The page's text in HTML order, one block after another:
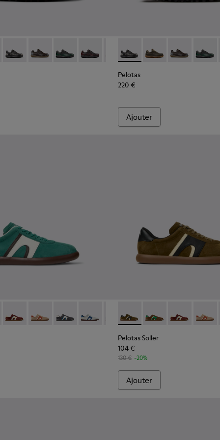
homme.
317 - Chaussures en cuir au tannage végétal noires pour
- 16002-358 - Chaussures en nubuck vert pour homme.
Pelotas - 16002-357 - Chaussures noires et grises en cuir au
Pelotas - 16002-349 - Chaussures en cuir marron
Pelotas - 16002-343
Pelotas - 16002-337
Pelotas - 16002-335
Pelotas - 16002-334
Pelotas - 16002-
Pelotas -
Pelotas - 16002-357 -
Pelotas - 16002-358
Pelotas -
Pelotas
220 €
Ajouter
Pour homme.
marron Pour homme.
nubuck et cuir Pour homme.
cuir nubuck bleu Pour homme.
002 001 - Sneakers en cuir blanc Pour homme.
- K100937-031 - Baskets multicolores en nubuck et cuir Pour
Soller - K100937-038 - Baskets multicolores en nubuck et
Pelotas Soller - K100937-037 - Baskets multicolores en
Pelotas Soller - K100937-036 - Baskets multicolores
Pelotas Soller - K100937-033 - Baskets en cuir
Pelotas Soller - K100937-028
Pelotas Soller - K100937-027 -
Pelotas Soller -
Pelotas Soller -
Pelotas
Pelotas Soller - K100937-
Pelotas Soller -
Pelotas
Pelotas Soller
104 €
130 € -20%
Ajouter